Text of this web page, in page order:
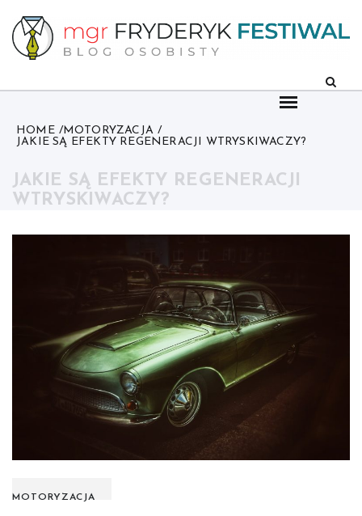
content
HOME
MOTORYZACJA
JAKIE SĄ EFEKTY REGENERACJI WTRYSKIWACZY?
JAKIE SĄ EFEKTY REGENERACJI
WTRYSKIWACZY?
MOTORYZACJA